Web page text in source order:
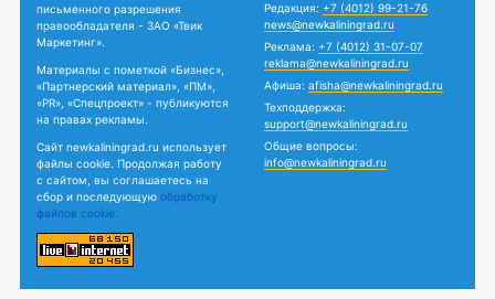
письменного разрешения
правообладателя - ЗАО «Твик
Маркетинг».
Материалы с пометкой «Бизнес»,
«Партнерский материал», «ПМ»,
«PR», «Спецпроект» - публикуются
на правах рекламы.
Сайт newkaliningrad.ru использует
файлы cookie. Продолжая работу
с сайтом, вы соглашаетесь на
сбор и последующую обработку
файлов cookie.
Редакция: +7 (4012) 99-21-76
news@newkaliningrad.ru
Реклама: +7 (4012) 31-07-07
reklama@newkaliningrad.ru
Афиша: afisha@newkaliningrad.ru
Техподдержка:
support@newkaliningrad.ru
Общие вопросы:
info@newkaliningrad.ru